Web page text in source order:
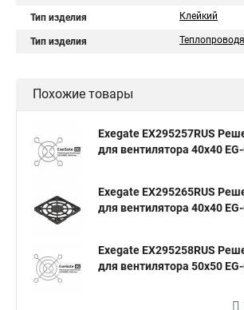
Тип изделия Клейкий
Тип изделия
Похожие товары
Exegate EX295257RUS
для вентилятора 40x40
Exegate EX295265RUS
для вентилятора 40x40
Exegate EX295258RUS
для вентилятора 50х50